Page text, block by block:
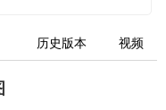
历史版本 视频